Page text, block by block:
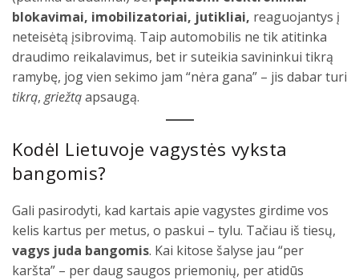
blokavimai, imobilizatoriai, jutikliai, reaguojantys į
neteisėtą įsibrovimą. Taip automobilis ne tik atitinka
draudimo reikalavimus, bet ir suteikia savininkui tikrą
ramybę, jog vien sekimo jam “nėra gana” – jis dabar turi
tikrą, griežtąapsaugą.
Kodėl Lietuvoje vagystės vyksta
bangomis?
Gali pasirodyti, kad kartais apie vagystes girdime vos
kelis kartus per metus, o paskui – tylu. Tačiau iš tiesų,
vagys juda bangomis. Kai kitose šalyse jau “per
karšta” – per daug saugos priemonių, per atidūs